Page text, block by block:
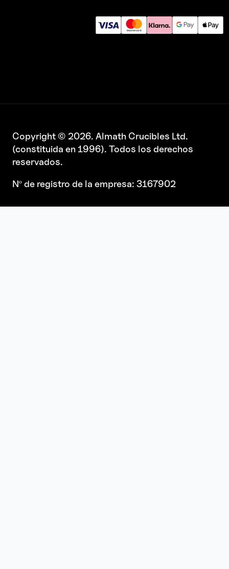
Copyright © 2026. Almath Crucibles Ltd.
(constituida en 1996). Todos los derechos
reservados.
Nº de registro de la empresa: 3167902